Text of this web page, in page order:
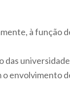
à função
das
envolvimento